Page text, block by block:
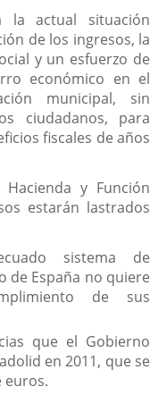
la actual situación
de los ingresos, la
y un esfuerzo de
económico en el
municipal, sin
ciudadanos, para
fiscales de años
y Función
estarán lastrados
sistema de
de España no quiere
de sus
que el Gobierno
en 2011, que se
euros.